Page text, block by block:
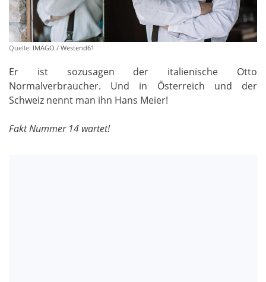
Quelle: IMAGO / Westend61
Er ist sozusagen der italienische Otto
Normalverbraucher. Und in Österreich und der
Schweiz nennt man ihn Hans Meier!
Fakt Nummer 14 wartet!